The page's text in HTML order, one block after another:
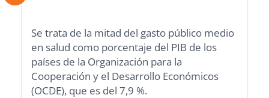
Se trata de la mitad del gasto público medio
en salud como porcentaje del PIB de los
países de la Organización para la
Cooperación y el Desarrollo Económicos
(OCDE), que es del 7,9 %.